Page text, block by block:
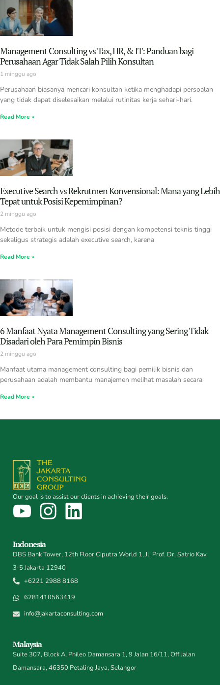
Management Consulting vs Tax, HR, & IT: Panduan bagi
Perusahaan Agar Tidak Salah Pilih Konsultan
1 minggu ago
Perusahaan biasanya mencari konsultan ketika menghadapi persoalan
yang tidak dapat diselesaikan melalui rutinitas kerja sehari-hari.
Read More »
Executive Search vs Rekrutmen Konvensional: Mana yang Lebih
Tepat untuk Posisi Kepemimpinan?
2 minggu ago
Metode terbaik untuk mengisi posisi dengan kompetensi teknis tinggi
sekaligus strategis adalah executive search, karena
Read More »
6 Manfaat Nyata Management Consulting yang Sering Tidak
Disadari oleh Para Pemimpin Bisnis
2 minggu ago
Manfaat utama management consulting bagi pemilik bisnis dan
perusahaan adalah membantu manajemen melihat masalah secara
Read More »
Our goal is to assist our clients in achieving their goals.
Indonesia
DBS Bank Tower, 12th Floor Ciputra World 1, Jl. Prof. Dr. Satrio Kav
3-5 Jakarta 12940
+6221 2988 8168
6281410563419
info@jakartaconsulting.com
Malaysia
Suite 307, Block A, Phileo Damansara 1, 9 Jalan 16/11, Off Jalan
Damansara, 46350 Petaling Jaya, Selangor